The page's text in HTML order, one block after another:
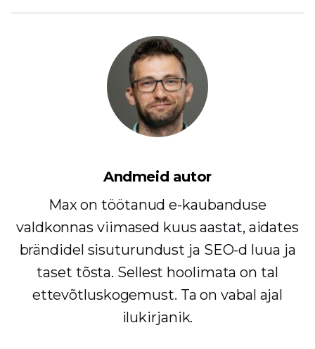
Andmeid autor
Max on töötanud e-kaubanduse
valdkonnas viimased kuus aastat, aidates
brändidel sisuturundust ja SEO-d luua ja
taset tõsta. Sellest hoolimata on tal
ettevõtluskogemust. Ta on vabal ajal
ilukirjanik.